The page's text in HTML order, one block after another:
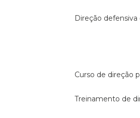
direção
curso de direção
treinamento de